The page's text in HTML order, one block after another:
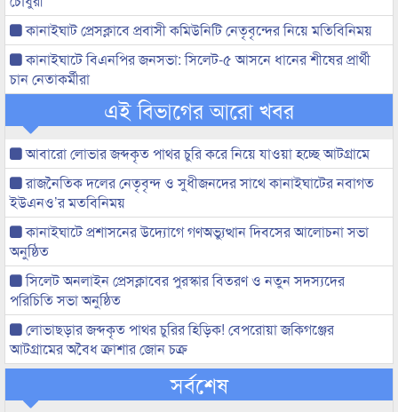
কানাইঘাট প্রেসক্লাবে প্রবাসী কমিউনিটি নেতৃবৃন্দের নিয়ে মতিবিনিময়
কানাইঘাটে বিএনপির জনসভা: সিলেট-৫ আসনে ধানের শীষের প্রার্থী
চান নেতাকর্মীরা
এই বিভাগের আরো খবর
আবারো লোভার জব্দকৃত পাথর চুরি করে নিয়ে যাওয়া হচ্ছে আটগ্রামে
রাজনৈতিক দলের নেতৃবৃন্দ ও সুধীজনদের সাথে কানাইঘাটের নবাগত
ইউএনও’র মতবিনিময়
কানাইঘাটে প্রশাসনের উদ্যোগে গণঅভ্যুত্থান দিবসের আলোচনা সভা
অনুষ্ঠিত
সিলেট অনলাইন প্রেসক্লাবের পুরস্কার বিতরণ ও নতুন সদস্যদের
পরিচিতি সভা অনুষ্ঠিত
লোভাছড়ার জব্দকৃত পাথর চুরির হিড়িক! বেপরোয়া জকিগঞ্জের
আটগ্রামের অবৈধ ক্রাশার জোন চক্র
সর্বশেষ